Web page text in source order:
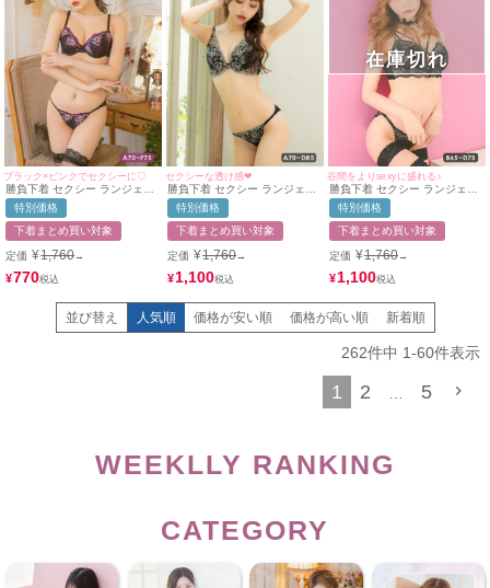
ブラック×ピンクでセクシーに♡
勝負下着 セクシー ランジェリ
ー_ フロントパーツフラワー刺
繍レースデザインブラ＆ショー
ツ2点セット
特別価格
下着まとめ買い対象
定価 ¥1,760→
¥770
セクシーな透け感❤︎
勝負下着 セクシー ランジェリ
ーフラワー刺繍チュール脇高カ
ップブラジャー＆ショーツ2点
セット
特別価格
下着まとめ買い対象
定価 ¥1,760→
¥1,100
谷間をよりsexyに盛れる♪
勝負下着 セクシー ランジェリ
ー エレガントレース クロスコ
ード ビジューチャーム ワイヤ
ーカップ ブラジャー ショーツ
2点セット
特別価格
下着まとめ買い対象
定価 ¥1,760→
¥1,100
在庫切れ
並び替え 人気順 価格が安い順 価格が高い順 新着順
262件中 1-60件表示
1 2 5
WEEKLLY RANKING
CATEGORY